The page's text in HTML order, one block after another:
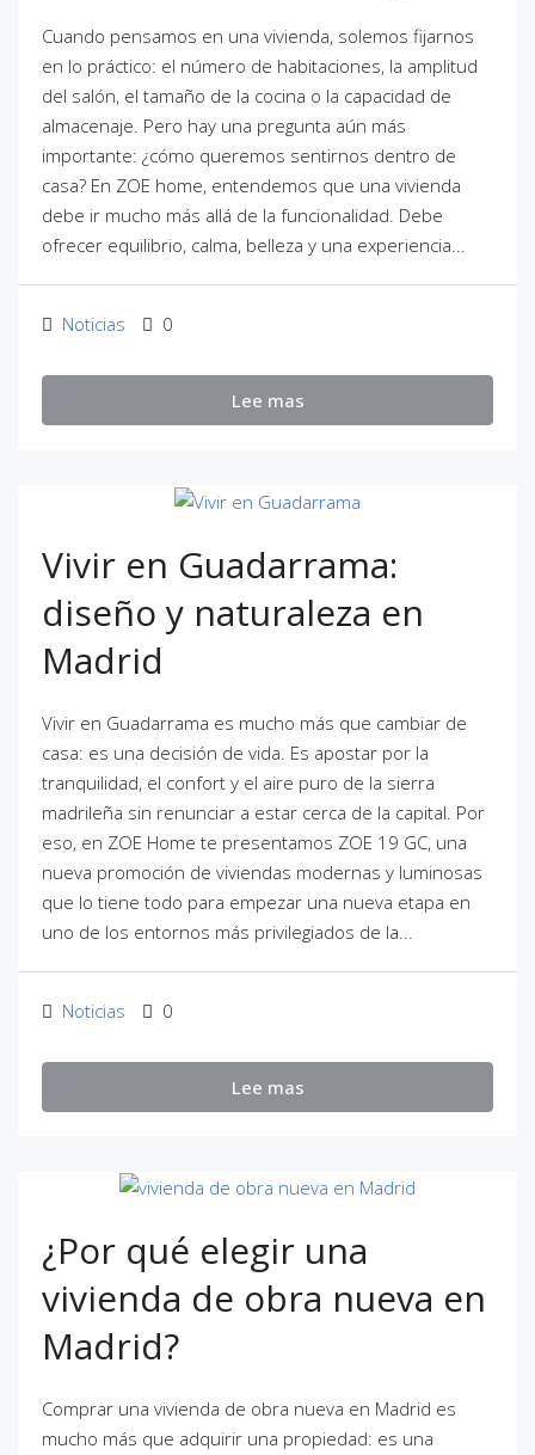
Cuando pensamos en una vivienda, solemos fijarnos
en lo práctico: el número de habitaciones, la amplitud
del salón, el tamaño de la cocina o la capacidad de
almacenaje. Pero hay una pregunta aún más
importante: ¿cómo queremos sentirnos dentro de
casa? En ZOE home, entendemos que una vivienda
debe ir mucho más allá de la funcionalidad. Debe
ofrecer equilibrio, calma, belleza y una experiencia...
Noticias 0
Lee mas
Vivir en Guadarrama:
diseño y naturaleza en
Madrid
Vivir en Guadarrama es mucho más que cambiar de
casa: es una decisión de vida. Es apostar por la
tranquilidad, el confort y el aire puro de la sierra
madrileña sin renunciar a estar cerca de la capital. Por
eso, en ZOE Home te presentamos ZOE 19 GC, una
nueva promoción de viviendas modernas y luminosas
que lo tiene todo para empezar una nueva etapa en
uno de los entornos más privilegiados de la...
Noticias 0
Lee mas
¿Por qué elegir una
vivienda de obra nueva en
Madrid?
Comprar una vivienda de obra nueva en Madrid es
mucho más que adquirir una propiedad: es una